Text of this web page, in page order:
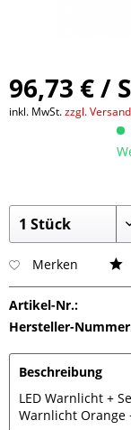
96,73 € /
inkl. MwSt.zzgl.
Merken
Artikel-Nr.:
Hersteller-
Beschreibung
LED Warnlicht +
Warnlicht Orange